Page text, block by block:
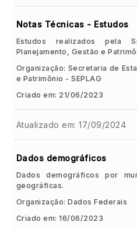
Notas Técnicas - Estudos
Estudos realizados pela
Planejamento, Gestão e Patrimônio,
Organização: Secretaria de
e Patrimônio - SEPLAG
Criado em: 21/06/2023
Atualizado em: 17/09/2024
Dados demográficos
Dados demográficos por
geográficas.
Organização: Dados Federais
Criado em: 16/06/2023